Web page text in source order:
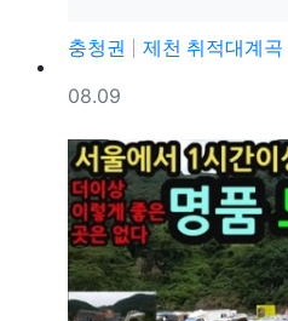
충청권
제천 취적대계곡 주차
등록일
08.09